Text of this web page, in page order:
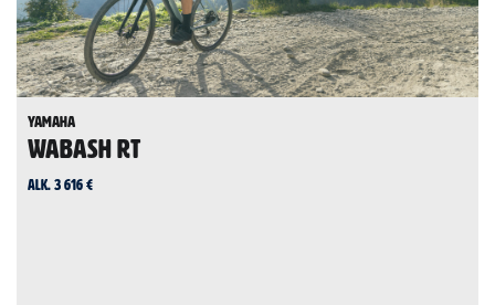
Yamaha
Wabash RT
alk. 3 616 €